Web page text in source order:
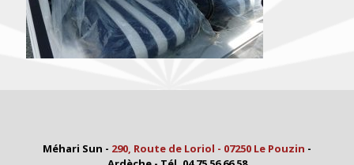
Méhari Sun - 290, Route de Loriol - 07250 Le Pouzin -